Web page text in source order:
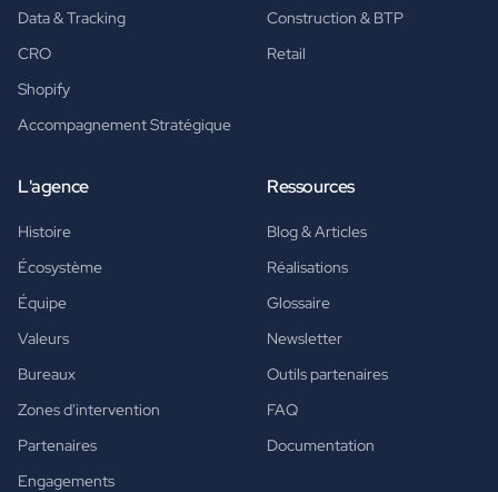
Data & Tracking
CRO
Shopify
Accompagnement Stratégique
Construction & BTP
Retail
L'agence
Histoire
Écosystème
Équipe
Valeurs
Bureaux
Zones d'intervention
Partenaires
Engagements
Ressources
Blog & Articles
Réalisations
Glossaire
Newsletter
Outils partenaires
FAQ
Documentation